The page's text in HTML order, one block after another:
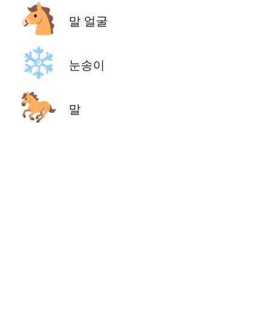
🐴 말 얼굴
❄️ 눈송이
🐎 말